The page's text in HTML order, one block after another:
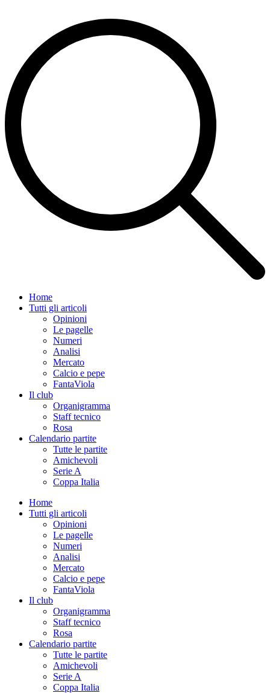
Home
Tutti gli articoli
Opinioni
Le pagelle
Numeri
Analisi
Mercato
Calcio e pepe
FantaViola
Il club
Organigramma
Staff tecnico
Rosa
Calendario partite
Tutte le partite
Amichevoli
Serie A
Coppa Italia
Home
Tutti gli articoli
Opinioni
Le pagelle
Numeri
Analisi
Mercato
Calcio e pepe
FantaViola
Il club
Organigramma
Staff tecnico
Rosa
Calendario partite
Tutte le partite
Amichevoli
Serie A
Coppa Italia